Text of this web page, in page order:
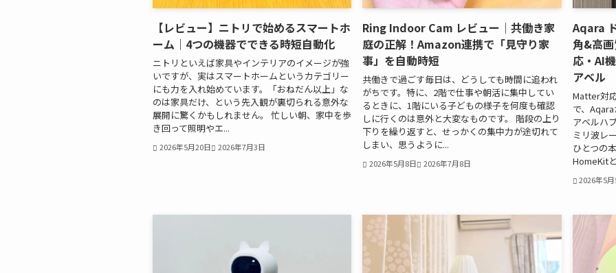
【レビュー】ニトリで始めるスマートホ
ーム｜4つの機器でできる時短自動化
ニトリといえば家具やインテリアのイメージが強
いですが、実はスマートホームというカテゴリー
にも力を入れ始めています。「おねだん以上」な
のは家具だけ、という先入観が裏切られる意外な
展開に驚くかもしれません。 忙しい朝、家中を歩
き回って照明やエ...
2026年5月20日 2026年7月3日
Ring Indoor Cam レビュー｜共働き家
庭の正解！Amazon連携で「見守り家
事」を自動時短
共働きで過ごす毎日は、どうしても時間に追われ
がちです。特に、2階で仕事や朝活に集中してい
るときに、1階にいる子どもの様子を何度も確認
しに行くのは意外と大変なものです。 階段の上り
下りを繰り返すと、せっかくの集中力が途切れて
しまい、思うように...
2026年5月8日 2026年7月8日
Aqara
角&高
応・AI
アベル
Matter対
で、
アベルハ
ミリ波レ
ひとつの
HomeKit
2026年5